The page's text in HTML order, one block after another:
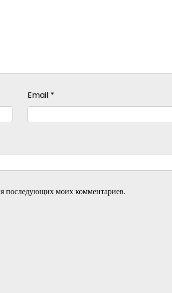
Email *
последующих моих комментариев.